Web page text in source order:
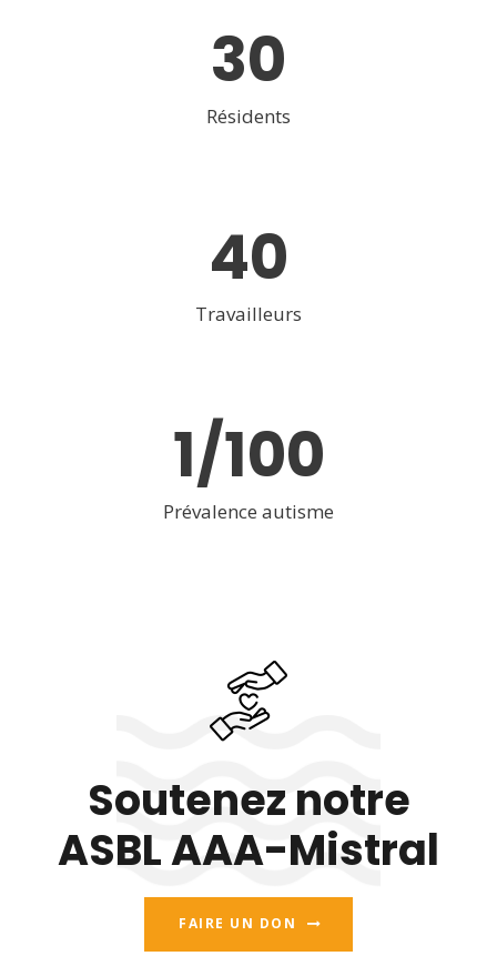
30
Résidents
40
Travailleurs
1/100
Prévalence autisme
Soutenez notre
ASBL AAA-Mistral
FAIRE UN DON